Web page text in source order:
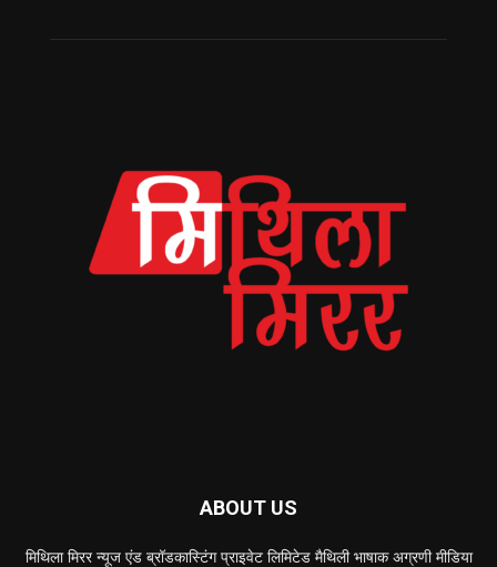
ABOUT US
मिथिला मिरर न्यूज एंड ब्रॉडकास्टिंग प्राइवेट लिमिटेड मैथिली भाषाक अग्रणी मीडिया